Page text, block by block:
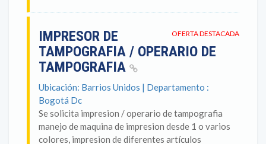
OFERTA DESTACADA
IMPRESOR DE
TAMPOGRAFIA / OPERARIO DE
TAMPOGRAFIA
Ubicación: Barrios Unidos | Departamento :
Bogotá Dc
Se solicita impresion / operario de tampografia
manejo de maquina de impresion desde 1 o varios
colores, impresion de diferentes artículos